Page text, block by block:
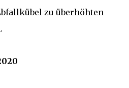
zu überhöhten